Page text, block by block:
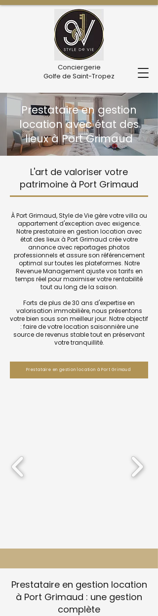
Conciergerie
Golfe de Saint-Tropez
Prestataire en gestion
location avec état des
lieux à Port Grimaud
L'art de valoriser votre
patrimoine à Port Grimaud
À Port Grimaud, Style de Vie gère votre villa ou
appartement d'exception avec exigence.
Notre prestataire en gestion location avec
état des lieux à Port Grimaud crée votre
annonce avec reportages photos
professionnels et assure son référencement
optimal sur toutes les plateformes. Notre
Revenue Management ajuste vos tarifs en
temps réel pour maximiser votre rentabilité
tout au long de la saison.
Forts de plus de 30 ans d'expertise en
valorisation immobilière, nous présentons
votre bien sous son meilleur jour. Notre objectif
: faire de votre location saisonnière une
source de revenus stable tout en préservant
votre tranquillité.
Prestataire en gestion location à Port Grimaud
Prestataire en gestion location
à Port Grimaud : une gestion
complète